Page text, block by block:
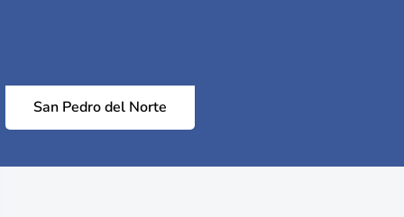
San Pedro del Norte